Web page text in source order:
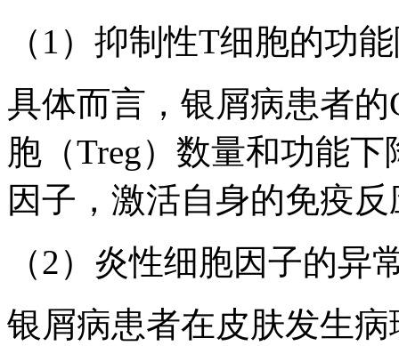
（1）抑制性T细胞的功
具体而言，银屑病患者的
胞（Treg）数量和功能
因子，激活自身的免疫
（2）炎性细胞因子的异
银屑病患者在皮肤发生